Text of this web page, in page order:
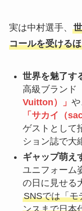
実は中村選手、
コールを受ける
世界を魅了す
高級ブランド
Vuitton）」
「サカイ（
ゲストとして
ション誌で大
ギャップ萌え
ユニフォーム
の日に見せる
SNSでは「モ
ンスまで日本